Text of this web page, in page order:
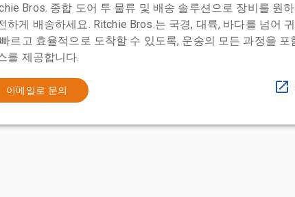
Bros. 종합 도어 투 물류 및 배송 솔루션으로 장비를 원
하게 배송하세요. Ritchie Bros.는 국경, 대륙, 바다를 넘어
르고 효율적으로 도착할 수 있도록, 운송의 모든 과정을 포
를 제공합니다.
이메일로 문의